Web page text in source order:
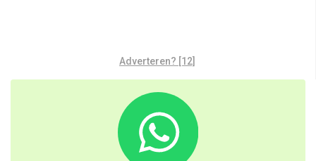
Adverteren? [12]